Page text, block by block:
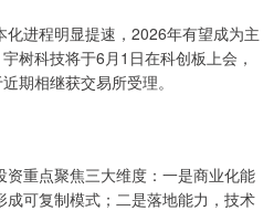
进程明显提速，2026年有望成为主
树科技将于6月1日在科创板上会，
期相继获交易所受理。
重点聚焦三大维度：一是商业化能
可复制模式；二是落地能力，技术